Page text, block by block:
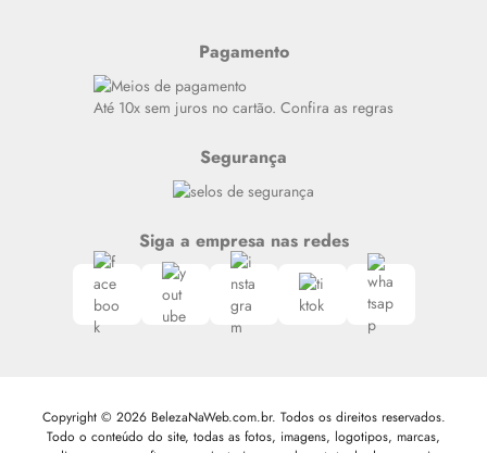
Siga nosso canal no Whatsapp
Pagamento
Até 10x sem juros no cartão. Confira as regras
Segurança
Siga a empresa nas redes
Copyright © 2026 BelezaNaWeb.com.br. Todos os direitos reservados.
Todo o conteúdo do site, todas as fotos, imagens, logotipos, marcas,